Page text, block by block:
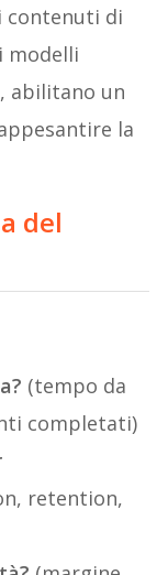
contenuti di
modelli
abilitano un
la
del
(tempo da
completati)
retention,